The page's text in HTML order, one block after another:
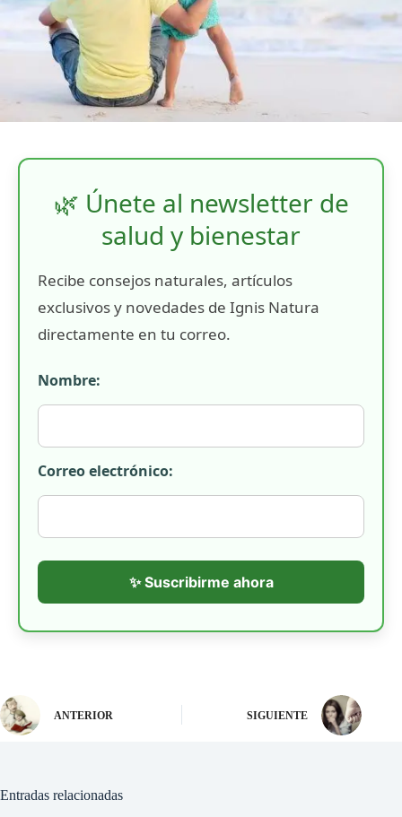
🌿 Únete al newsletter de
salud y bienestar
Recibe consejos naturales, artículos
exclusivos y novedades de Ignis Natura
directamente en tu correo.
Nombre:
Correo electrónico:
✨ Suscribirme ahora
ANTERIOR SIGUIENTE
Entradas relacionadas